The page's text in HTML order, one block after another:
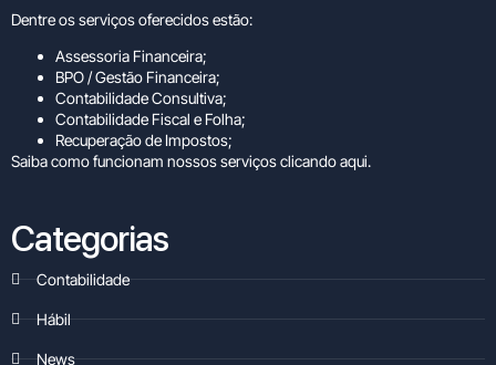
Dentre os serviços oferecidos estão:
Assessoria Financeira;
BPO / Gestão Financeira;
Contabilidade Consultiva;
Contabilidade Fiscal e Folha;
Recuperação de Impostos;
Saiba como funcionam nossos serviçosclicando aqui.
Categorias
Contabilidade
Hábil
News